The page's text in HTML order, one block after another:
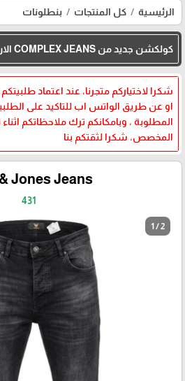
الرئيسية كل المنتجات بنطلونات
كولكشن جديد من COMPLEX JEANS الان متوفر في متجرنا
شكرا لاختياركم متجرنا، عند اعتماد
او عن طريق الواتس اب للتاكيد على
المطلوبة ، وبامكانكم ترك ملاحظاتكم
المخصص، شكرا لثقتكم بنا
Jones Jeans
431
1 / 2